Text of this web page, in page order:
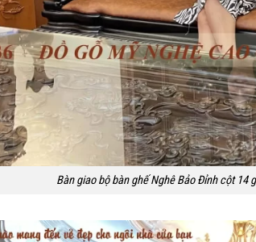
Bàn giao bộ bàn ghế Nghê Bảo Đỉnh cột 14